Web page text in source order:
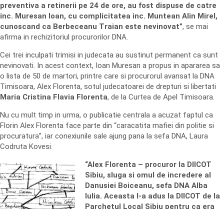
preventiva a retinerii pe 24 de ore, au fost dispuse de catre
inc. Muresan Ioan, cu complicitatea inc. Muntean Alin Mirel,
cunoscand ca Berbeceanu Traian este nevinovat”, se mai
afirma in rechizitoriul procurorilor DNA.
Cei trei inculpati trimisi in judecata au sustinut permanent ca sunt
nevinovati. In acest context, Ioan Muresan a propus in apararea sa
o lista de 50 de martori, printre care si procurorul avansat la DNA
Timisoara, Alex Florenta, sotul judecatoarei de drepturi si libertati
Maria Cristina Flavia Florenta, de la Curtea de Apel Timisoara.
Nu cu mult timp in urma, o publicatie centrala a acuzat faptul ca
Florin Alex Florenta face parte din “caracatita mafiei din politie si
procuratura”, iar conexiunile sale ajung pana la sefa DNA, Laura
Codruta Kovesi.
“Alex Florenta – procuror la DIICOT
Sibiu, sluga si omul de incredere al
Danusiei Boiceanu, sefa DNA Alba
Iulia. Aceasta l-a adus la DIICOT de la
Parchetul Local Sibiu pentru ca era